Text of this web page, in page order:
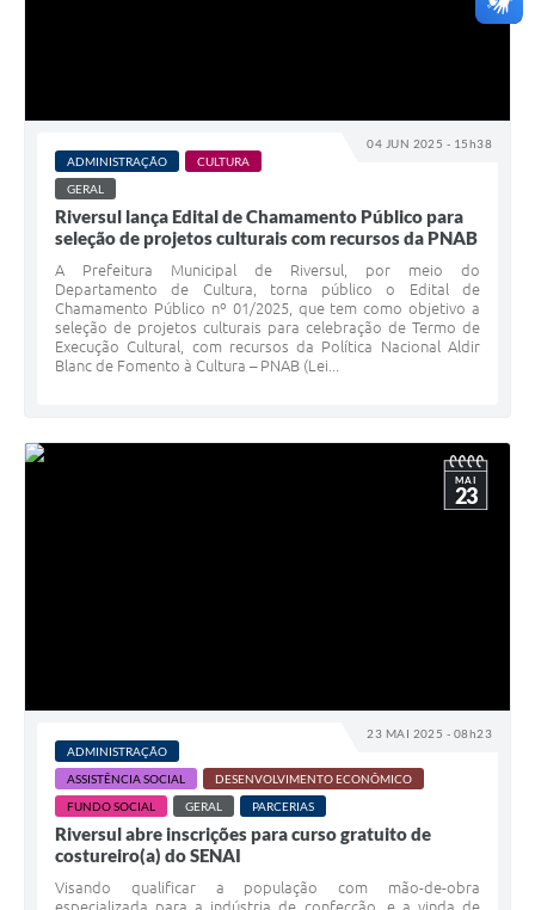
04 JUN 2025 - 15h38
ADMINISTRAÇÃO
CULTURA
GERAL
Riversul lança Edital de Chamamento Público para
seleção de projetos culturais com recursos da PNAB
A Prefeitura Municipal de Riversul, por meio do
Departamento de Cultura, torna público o Edital de
Chamamento Público nº 01/2025, que tem como objetivo a
seleção de projetos culturais para celebração de Termo de
Execução Cultural, com recursos da Política Nacional Aldir
Blanc de Fomento à Cultura – PNAB (Lei...
23 MAI 2025 - 08h23
MAI
23
ADMINISTRAÇÃO
ASSISTÊNCIA SOCIAL
DESENVOLVIMENTO ECONÔMICO
FUNDO SOCIAL
GERAL PARCERIAS
Riversul abre inscrições para curso gratuito de
costureiro(a) do SENAI
Visando qualificar a população com mão-de-obra
especializada para a indústria de confecção, e a vinda de